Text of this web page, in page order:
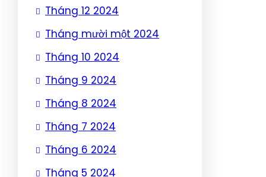
Tháng 12 2024
Tháng mười một 2024
Tháng 10 2024
Tháng 9 2024
Tháng 8 2024
Tháng 7 2024
Tháng 6 2024
Tháng 5 2024